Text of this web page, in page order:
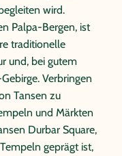
wird.
Palpa-Bergen, ist
traditionelle
und, bei gutem
Verbringen
Tansen zu
und Märkten
Durbar Square,
geprägt ist,